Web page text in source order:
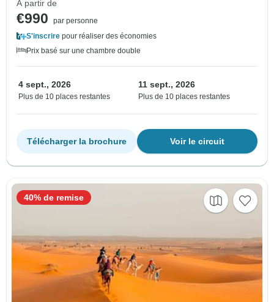
À partir de
€990
par personne
S'inscrire pour réaliser des économies
Prix basé sur une chambre double
4 sept., 2026
Plus de 10 places restantes
11 sept., 2026
Plus de 10 places restantes
Voir le circuit
Télécharger la brochure
40% de remise